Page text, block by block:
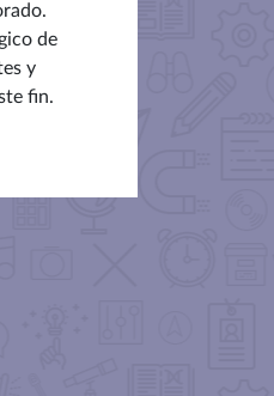
de
y
fin.